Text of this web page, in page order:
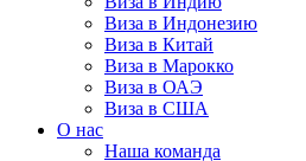
Виза в Индонезию
Виза в Китай
Виза в Марокко
Виза в ОАЭ
Виза в США
О нас
Наша команда